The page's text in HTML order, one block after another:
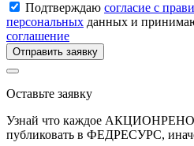
Подтверждаю согласие с
персональных данных и
соглашение
Отправить заявку
Оставьте заявку
Узнай что каждое
публиковать в ФЕДРЕСУРС,